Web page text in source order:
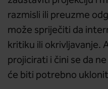
razmisli ili preuzme
može spriječiti da
kritiku ili okrivljavanje.
projicirati i čini se da
će biti potrebno